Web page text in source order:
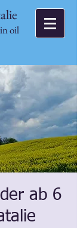
oil
ab 6